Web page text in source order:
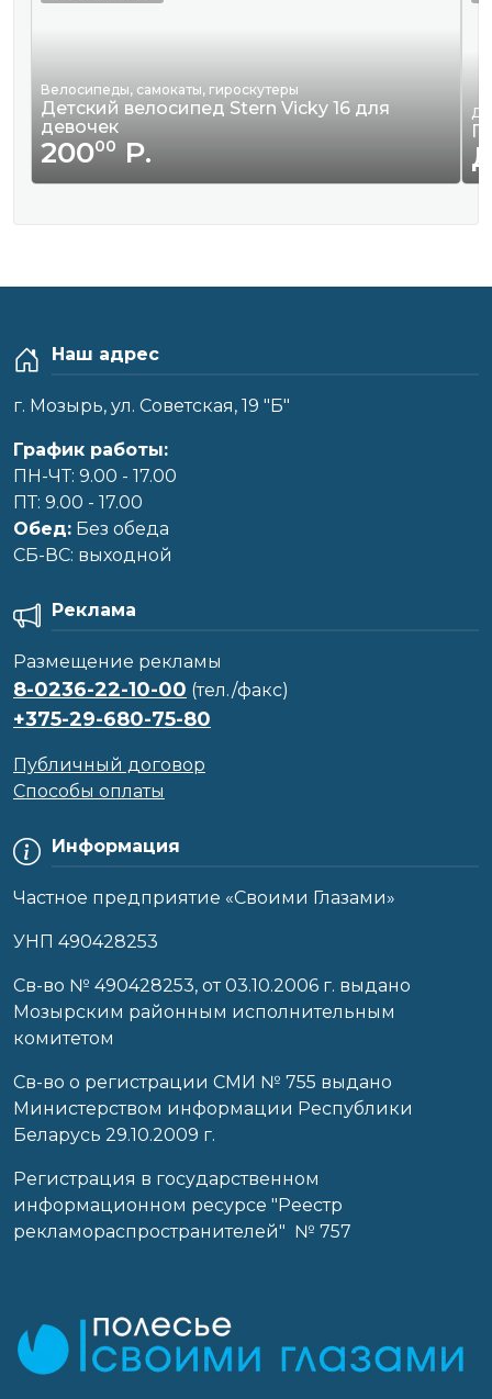
Велосипеды, самокаты, гироскутеры
Детский велосипед Stern Vicky 16 для
девочек
20000 Р.
Наш адрес
г. Мозырь, ул. Советская, 19 "Б"
График работы:
ПН-ЧТ: 9.00 - 17.00
ПТ: 9.00 - 17.00
Обед: Без обеда
CБ-ВС: выходной
Информация
Частное предприятие «Своими Глазами»
УНП 490428253
Cв-во № 490428253, от 03.10.2006 г. выдано
Мозырским районным исполнительным
комитетом
Св-во о регистрации СМИ № 755 выдано
Министерством информации Республики
Беларусь 29.10.2009 г.
Регистрация в государственном
информационном ресурсе "Реестр
рекламораспространителей" № 757
Реклама
Размещение рекламы
8-0236-22-10-00 (тел./факс)
+375-29-680-75-80
Публичный договор
Способы оплаты